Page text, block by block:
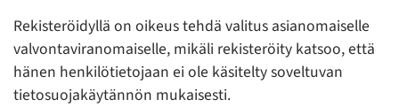
Rekisteröidyllä on oikeus tehdä valitus asianomaiselle
valvontaviranomaiselle, mikäli rekisteröity katsoo, että
hänen henkilötietojaan ei ole käsitelty soveltuvan
tietosuojakäytännön mukaisesti.